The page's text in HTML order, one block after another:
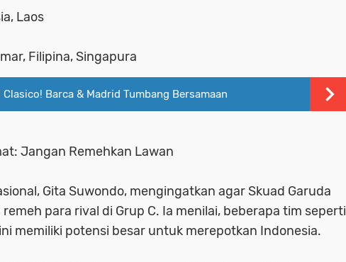
Laos
Filipina, Singapura
Clasico! Barca & Madrid Tumbang Bersamaan
Jangan Remehkan Lawan
Gita Suwondo, mengingatkan agar Skuad Garuda
para rival di Grup C. Ia menilai, beberapa tim seperti
memiliki potensi besar untuk merepotkan Indonesia.